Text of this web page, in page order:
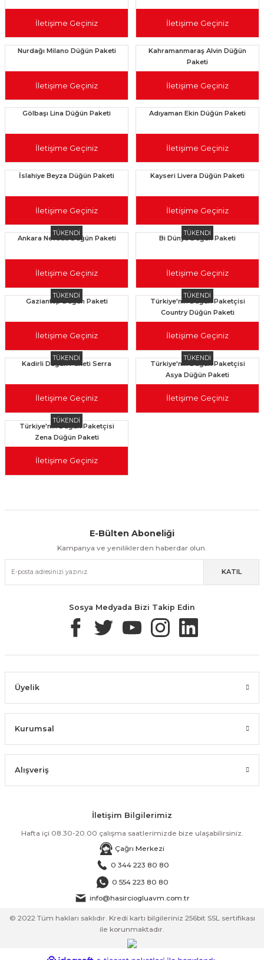
İletişime Geçiniz İletişime Geçiniz
Nurdağı Milano Düğün Paketi
İletişime Geçiniz
Kahramanmaraş Alvin Düğün
Paketi
İletişime Geçiniz
Gölbaşı Lina Düğün Paketi
İletişime Geçiniz
Adıyaman Ekin Düğün Paketi
İletişime Geçiniz
İslahiye Beyza Düğün Paketi
İletişime Geçiniz
Kayseri Livera Düğün Paketi
İletişime Geçiniz
TÜKENDİ
Ankara Nevada Düğün Paketi
İletişime Geçiniz
TÜKENDİ
Bi Dünya Düğün Paketi
İletişime Geçiniz
TÜKENDİ
Gaziantep Düğün Paketi
İletişime Geçiniz
TÜKENDİ
Türkiye'nin Düğün Paketçisi
Country Düğün Paketi
İletişime Geçiniz
TÜKENDİ
Kadirli Düğün Paketi Serra
İletişime Geçiniz
TÜKENDİ
Türkiye'nin Düğün Paketçisi
Asya Düğün Paketi
İletişime Geçiniz
TÜKENDİ
Türkiye'nin Düğün Paketçisi
Zena Düğün Paketi
İletişime Geçiniz
Kolay İade & Değişim Güvenli Alışveriş
Güvenli Paketleme Taksit / Havale İle Alışveriş Kolay İade & Değişim
E-Bülten Aboneliği
Kampanya ve yeniliklerden haberdar olun.
KATIL
Sosya Medyada Bizi Takip Edin
Üyelik
Kurumsal
Alışveriş
İletişim Bilgilerimiz
Hafta içi 08.30-20.00 çalışma saatlerimizde bize ulaşabilirsiniz.
Çağrı Merkezi
0 344 223 80 80
0 554 223 80 80
info@hasirciogluavm.com.tr
© 2022 Tüm hakları saklıdır. Kredi kartı bilgileriniz 256bit SSL sertifikası
ile korunmaktadır.